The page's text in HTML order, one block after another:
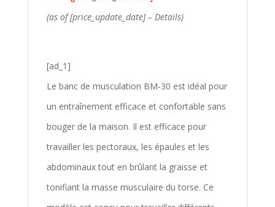
(as of [price_update_date] – Details)
[ad_1]
Le banc de musculation BM-30 est idéal pour
un entraînement efficace et confortable sans
bouger de la maison. Il est efficace pour
travailler les pectoraux, les épaules et les
abdominaux tout en brûlant la graisse et
tonifiant la masse musculaire du torse. Ce